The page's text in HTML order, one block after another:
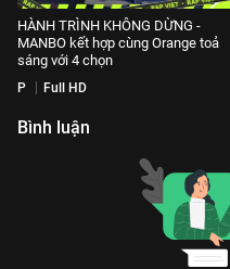
HÀNH TRÌNH KHÔNG DỪNG -
MANBO kết hợp cùng Orange toả
sáng với 4 chọn
P Full HD
Bình luận